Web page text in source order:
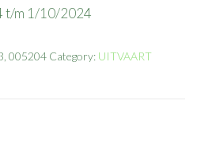
t/m 1/10/2024
005204 Category: UITVAART